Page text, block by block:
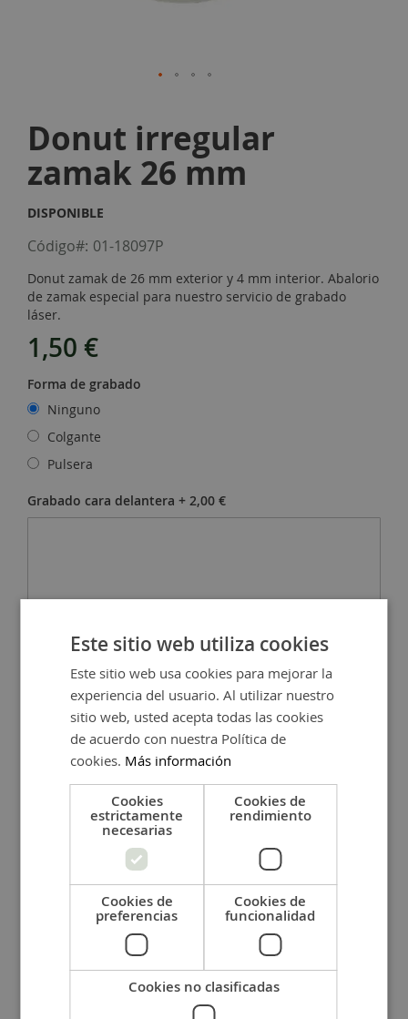
the
beginning
of
the
images
Donut irregular
zamak 26 mm
DISPONIBLE
Código 01-18097P
Donut zamak de 26 mm exterior y 4 mm interior. Abalorio
de zamak especial para nuestro servicio de grabado
láser.
1,50 €
Forma de grabado
Ninguno
Colgante
Pulsera
Grabado cara delantera + 2,00 €
Grabados especiales
Grabado más de 15 nombres
5,00 €
+
Añadir al carrito
Este sitio web utiliza cookies
Este sitio web usa cookies para mejorar la
experiencia del usuario. Al utilizar nuestro
sitio web, usted acepta todas las cookies
de acuerdo con nuestra Política de
cookies. Más información
Cookies
estrictamente
necesarias
Cookies de
rendimiento
Cookies de
preferencias
Cookies de
funcionalidad
Cookies no clasificadas